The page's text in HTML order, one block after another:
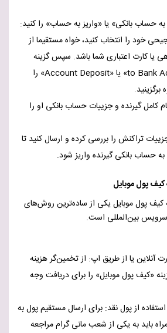
حساب بانکی» یا «واریز به حساب» را کنید:
خود را انتخاب کنید، خواه مستقیما از
یا کارت اعتباری شما باشد. سپس گزینه
to Bank» یا «Account Deposit» را
کامل گیرنده و جزییات حساب بانکی او را
تراکنش را بررسی کرده و ارسال کنید تا
حساب بانکی گیرنده واریز شود.
کیف پول موبایل
کیف پول موبایل یکی از ساده‌ترین روش‌های
سرویس بین‌المللی است.
آنلاین یا از طریق اپ: از تخمین‌گر هزینه
«کیف پول موبایل» را برای دریافت وجه
از پول نقد: برای ارسال مستقیم پول به
باید به یکی از شعب مانی گرام مراجعه